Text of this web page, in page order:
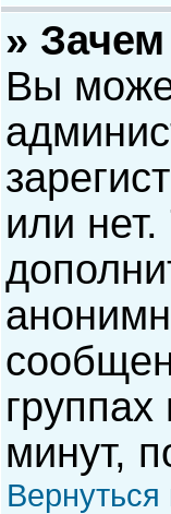
»
Вы
или
минут,
Вернуться